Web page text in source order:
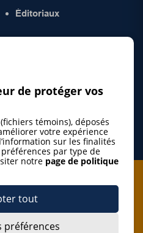
Éditoriaux
à l'infolettre
de protéger vos
témoins), déposés
votre expérience
sur les finalités
par type de
notre page de politique
tout
préférences